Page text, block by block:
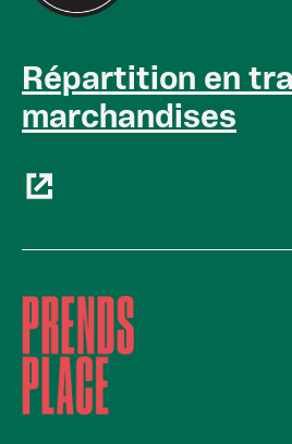
Répartition en
marchandises